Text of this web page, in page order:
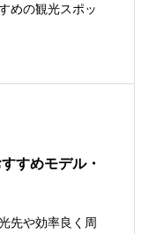
めの観光スポッ
すめモデル・
先や効率良く周